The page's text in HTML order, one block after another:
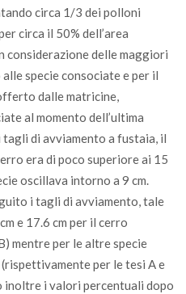
circa 1/3 dei polloni
circa il 50% dell’area
considerazione delle maggiori
specie consociate e per il
dalle matricine,
al momento dell’ultima
tagli di avviamento a fustaia, il
era di poco superiore ai 15
oscillava intorno a 9 cm.
i tagli di avviamento, tale
e 17.6 cm per il cerro
mentre per le altre specie
(rispettivamente per le tesi A e
inoltre i valori percentuali dopo